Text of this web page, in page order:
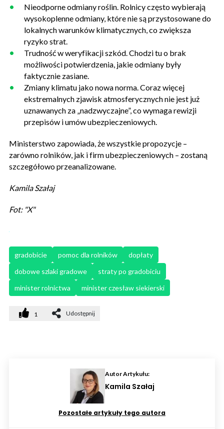
Nieodporne odmiany roślin. Rolnicy często wybierają
wysokoplenne odmiany, które nie są przystosowane do
lokalnych warunków klimatycznych, co zwiększa
ryzyko strat.
Trudność w weryfikacji szkód. Chodzi tu o brak
możliwości potwierdzenia, jakie odmiany były
faktycznie zasiane.
Zmiany klimatu jako nowa norma. Coraz więcej
ekstremalnych zjawisk atmosferycznych nie jest już
uznawanych za „nadzwyczajne”, co wymaga rewizji
przepisów i umów ubezpieczeniowych.
Ministerstwo zapowiada, że wszystkie propozycje –
zarówno rolników, jak i firm ubezpieczeniowych – zostaną
szczegółowo przeanalizowane.
Kamila Szałaj
Fot: "X"
gradobicie pomoc dla rolników
dopłaty
dobowe szlaki gradowe
straty po gradobiciu
minister rolnictwa
minister czesław siekierski
1 Udostępnij
Autor Artykułu:
Kamila Szałaj
Pozostałe artykuły tego autora